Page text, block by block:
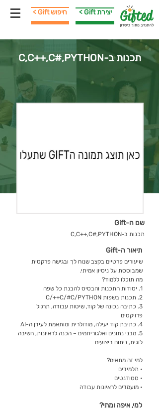
< Gift חיפוש < Gift יצירת
תכנות ב-C,C++,C#,PYTHON
שם ה-Gift
תכנות ב-C,C++,C#,PYTHON
תיאור ה-Gift
שיעורים פרטיים בקצב שנוח לך ובגישה פרקטית
שמבוססת על ניסיון אמיתי.
מה תוכלו ללמוד?
1. יסודות התכנות והבסיס להבנת כל שפה
2. תכנות בשפות C/++C/#C/PYTHON
3. כתיבה נכונה של קוד, שיטות עבודה, תרגול
פרויקטים
4. כתיבת קוד יעילה, מודולרית ומותאמת לעידן ה-AI
5. מבני נתונים ואלגוריתמים – הכנה לראיונות, חשיבה
לוגית, ניתוח ביצועים
למי זה מתאים?
• תלמידים
• סטודנטים
• מועמדים לראיונות עבודה
למי, איפה ומתי?